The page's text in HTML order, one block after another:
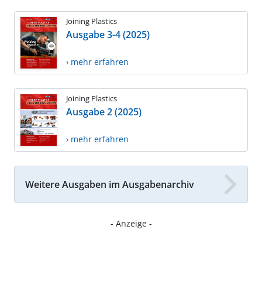
Joining Plastics
Ausgabe 3-4 (2025)
› mehr erfahren
Joining Plastics
Ausgabe 2 (2025)
› mehr erfahren
Weitere Ausgaben im Ausgabenarchiv
- Anzeige -